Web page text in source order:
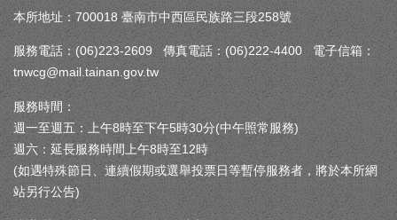
本所地址：700018 臺南市中西區民族路三段258號
服務電話：(06)223-2609 傳真電話：(06)222-4400 電子信箱：
tnwcg@mail.tainan.gov.tw
服務時間：
週一至週五：上午8時至下午5時30分(中午照常服務)
週六：延長服務時間上午8時至12時
(如遇特殊節日、連續假期或選舉投票日等暫停服務者，將於本所網
站另行公告)